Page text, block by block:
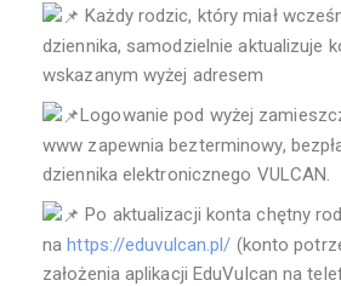
Każdy rodzic, który miał
dziennika, samodzielnie aktualizuje
wskazanym wyżej adresem
Logowanie pod wyżej
www zapewnia bezterminowy,
dziennika elektronicznego VULCAN.
Po aktualizacji konta chętny
nahttps://eduvulcan.pl/ (konto
założenia aplikacji EduVulcan na